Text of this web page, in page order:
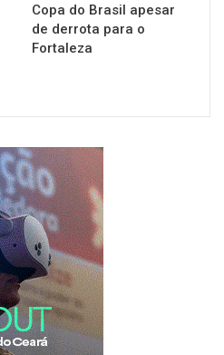
Copa do Brasil apesar
de derrota para o
Fortaleza